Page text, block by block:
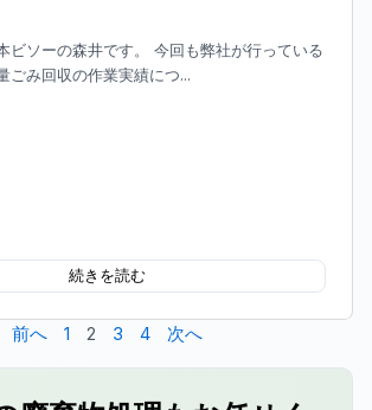
ビソーの森井です。 今回も弊社が行っている
ごみ回収の作業実績につ...
続きを読む
前へ 1 2 3 4 次へ